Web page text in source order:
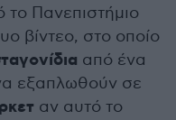
το Πανεπιστήμιο
βίντεο, στο οποίο
από ένα
εξαπλωθούν σε
αν αυτό το